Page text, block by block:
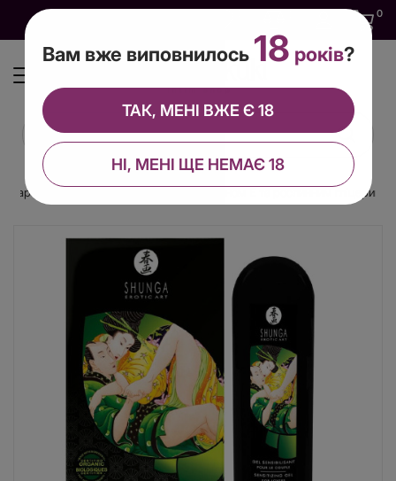
0
пар Shunga LOTUS NOIR (60 мл) з вітаміном Е та рослинним гліцерином
Вам вже виповнилось 18 років?
НІ, МЕНІ ЩЕ НЕМАЄ 18
ТАК, МЕНІ ВЖЕ Є 18